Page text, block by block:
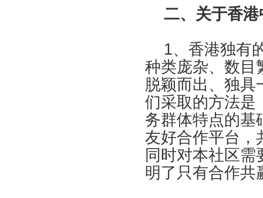
二、关于香港
1、香港独有
种类庞杂、数目
脱颖而出、独具
们采取的方法是
务群体特点的基
友好合作平台，
同时对本社区
明了只有合作共